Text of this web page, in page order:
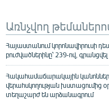
Առնչվող
Հայաստանում կորոնավիրուսի
բուժվածներինը՝ 239-ով,
Հակահամաճարակային
վերահսկողության խստացումից
տեղաշարժ են արձանագրում